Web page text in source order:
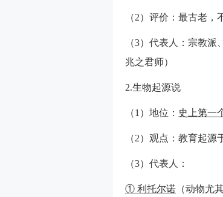
（2）评价：最古老，
（3）代表人：宗教
兆之君师）
2.生物起源说
（1）地位： 史上第一
（2）观点：教育起源
（3）代表人：
① 利托尔诺 （动物尤